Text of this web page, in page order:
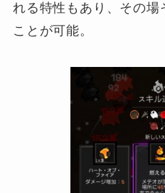
れる特性もあり、その場
ことが可能。